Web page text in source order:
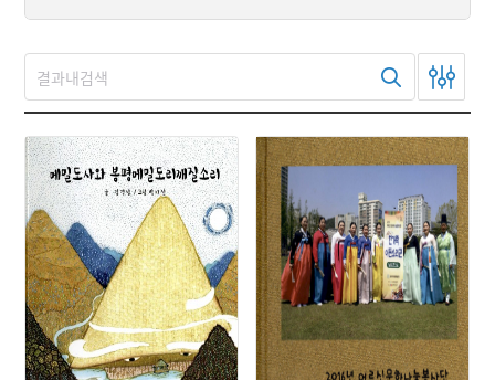
유형 :
발행 :
생산 :
소장 :
유형 :
발행 :
생산 :
소장 :